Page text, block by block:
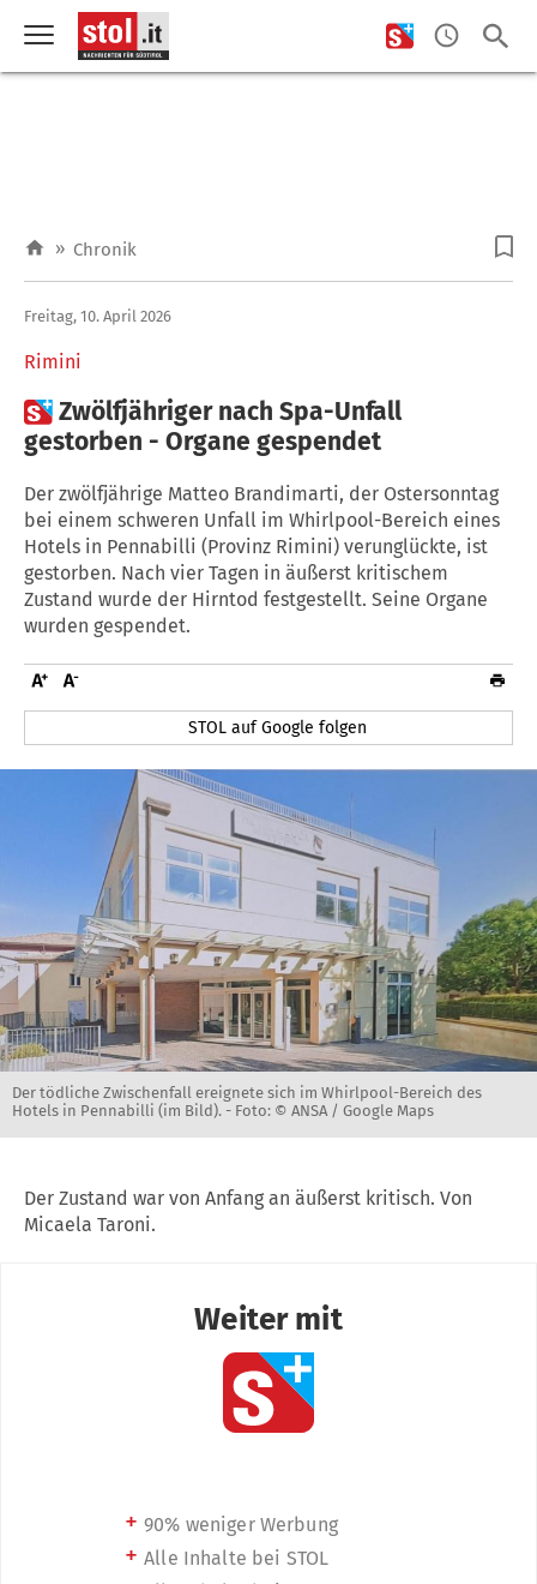
» Chronik
Rimini
Freitag, 10. April 2026
Zwölfjähriger nach Spa-Unfall
gestorben - Organe gespendet
Der zwölfjährige Matteo Brandimarti, der Ostersonntag
bei einem schweren Unfall im Whirlpool-Bereich eines
Hotels in Pennabilli (Provinz Rimini) verunglückte, ist
gestorben. Nach vier Tagen in äußerst kritischem
Zustand wurde der Hirntod festgestellt. Seine Organe
wurden gespendet.
STOL auf Google folgen
Der tödliche Zwischenfall ereignete sich im Whirlpool-Bereich des
Hotels in Pennabilli (im Bild). - Foto: © ANSA / Google Maps
Der Zustand war von Anfang an äußerst kritisch. Von
Micaela Taroni.